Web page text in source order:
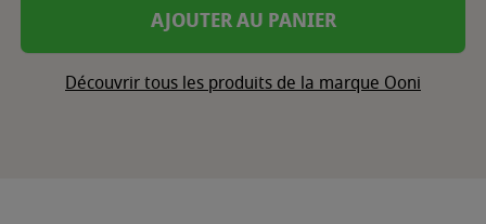
AJOUTER AU PANIER
Découvrir tous les produits de la marque Ooni